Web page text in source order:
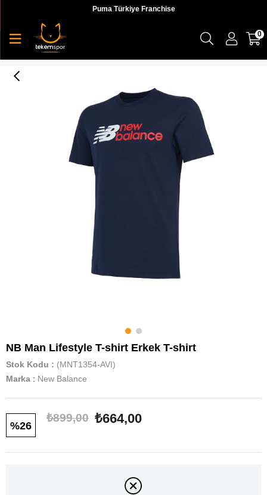
Puma Türkiye Franchise
0
NB Man Lifestyle T-shirt Erkek T-shirt
Stok Kodu
(MNT1354-AVI)
Marka : New Balance
26
₺899,00 ₺664,00